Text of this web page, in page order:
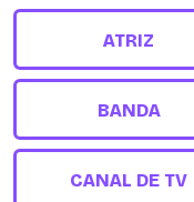
ATRIZ
BANDA
CANAL DE TV